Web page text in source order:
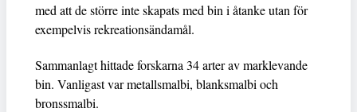
med att de större inte skapats med bin i åtanke utan för
exempelvis rekreationsändamål.
Sammanlagt hittade forskarna 34 arter av marklevande
bin. Vanligast var metallsmalbi, blanksmalbi och
bronssmalbi.